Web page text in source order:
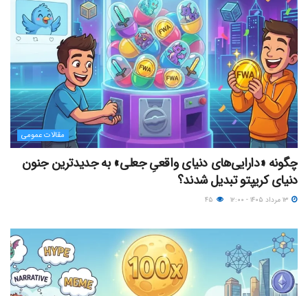
مقالات عمومی
چگونه «دارایی‌های دنیای واقعیِ جعلی» به جدیدترین جنون
دنیای کریپتو تبدیل شدند؟